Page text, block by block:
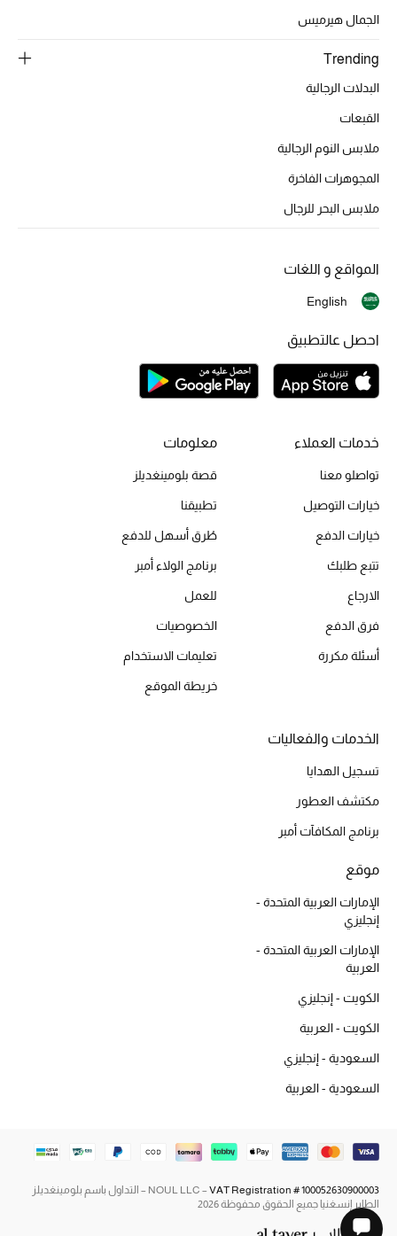
الموسم الجديد
دليل ملتزمات الحقائب
حقائب الأطفال
أبرز المصممين
دليل ملتزمات الحقائب
تسوقوا الحقائب
أمنيات تتلألأ مع النجوم
تشكيلة الأحذية
أحذية للأطفال
أبرز المصممين
تشكيلة الأحذية
أحذية مختارة
تسوقوا الأحذية
جميع مستحضرات الجمال
الجديد في عالم الجمال
مكتشف العطور
الجمال هيرميس
Trending
البدلات الرجالية
القبعات
ملابس النوم الرجالية
المجوهرات الفاخرة
ملابس البحر للرجال
خدمات العملاء
تواصلو معنا
خيارات التوصيل
خيارات الدفع
تتبع طلبك
الارجاع
فرق الدفع
أسئلة مكررة
معلومات
قصة بلومينغديلز
تطبيقنا
طُرق أسهل للدفع
برنامج الولاء أمبر
للعمل
الخصوصيات
تعليمات الاستخدام
خريطة الموقع
الخدمات والفعاليات
تسجيل الهدايا
مكتشف العطور
برنامج المكافآت أمبر
موقع
الإمارات العربية المتحدة -
إنجليزي
الإمارات العربية المتحدة -
العربية
الكويت - إنجليزي
الكويت - العربية
السعودية - إنجليزي
السعودية - العربية
المواقع و اللغات
English
احصل عالتطبيق
NOUL LLC – VAT Registration # 100052630900003
– التداول باسم بلومينغديلز
الطاير إنسغنيا جميع الحقوق محفوظة 2026